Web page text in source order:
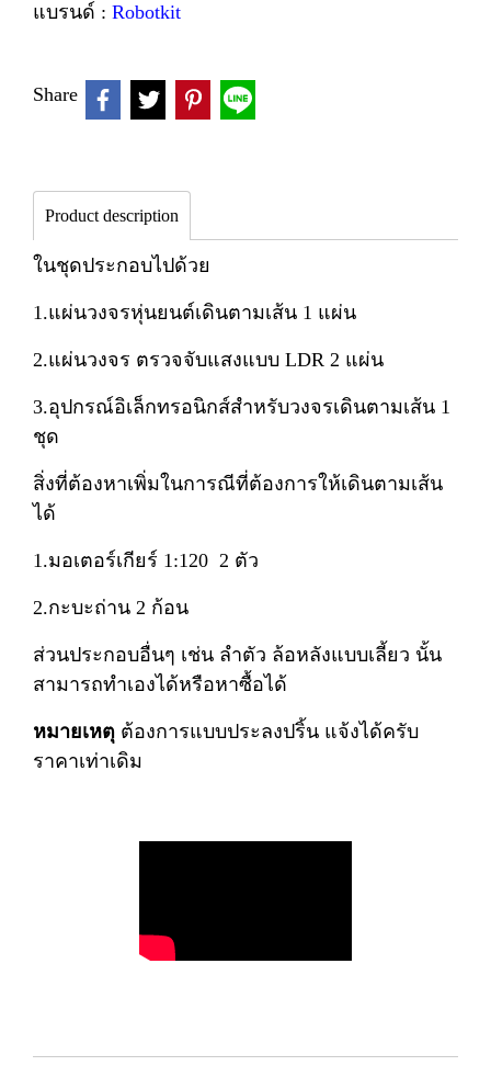
แบรนด์ : Robotkit
Share
Product description
ในชุดประกอบไปด้วย
1.แผ่นวงจรหุ่นยนต์เดินตามเส้น 1 แผ่น
2.แผ่นวงจร ตรวจจับแสงแบบ LDR 2 แผ่น
3.อุปกรณ์อิเล็กทรอนิกส์สำหรับวงจรเดินตามเส้น 1
ชุด
สิ่งที่ต้องหาเพิ่มในการณีที่ต้องการให้เดินตามเส้น
ได้
1.มอเตอร์เกียร์ 1:120 2 ตัว
2.กะบะถ่าน 2 ก้อน
ส่วนประกอบอื่นๆ เช่น ลำตัว ล้อหลังแบบเลี้ยว นั้น
สามารถทำเองได้หรือหาซื้อได้
หมายเหตุ ต้องการแบบประลงปริ้น แจ้งได้ครับ
ราคาเท่าเดิม